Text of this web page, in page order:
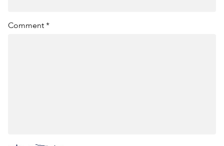
Comment *